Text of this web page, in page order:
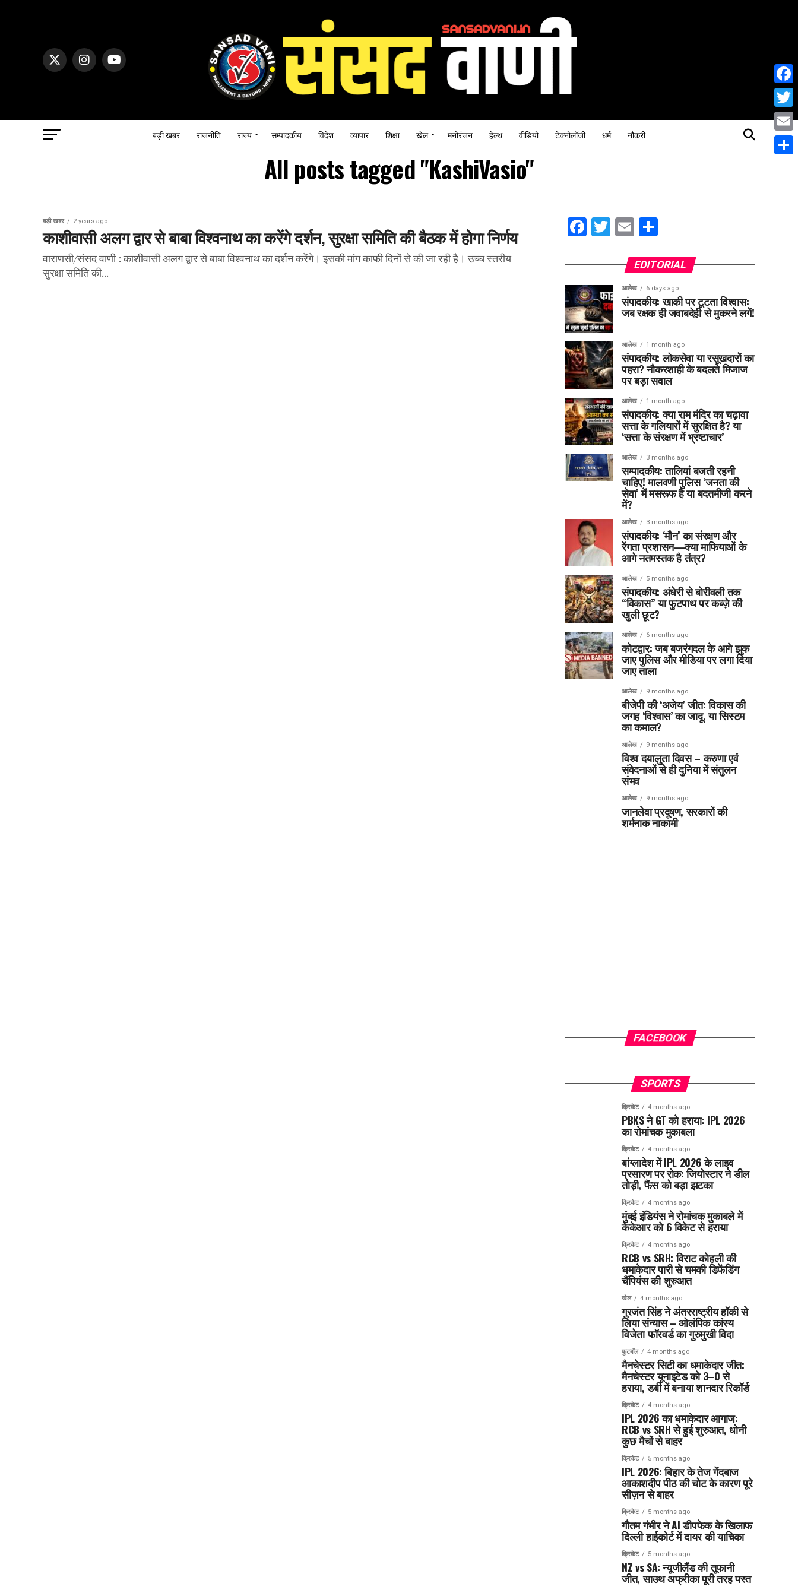
बड़ी खबर राजनीति राज्य सम्पादकीय विदेश व्यापार शिक्षा खेल मनोरंजन हेल्थ वीडियो टेक्नोलॉजी धर्म नौकरी
All posts tagged "KashiVasio"
बड़ी खबर 2 years ago
काशीवासी अलग द्वार से बाबा विश्वनाथ का करेंगे दर्शन, सुरक्षा समिति की बैठक में होगा निर्णय
वाराणसी/संसद वाणी : काशीवासी अलग द्वार से बाबा विश्वनाथ का दर्शन करेंगे। इसकी मांग काफी दिनों से की जा रही है। उच्च स्तरीय
सुरक्षा समिति की...
Facebook
Twitter
Email
EDITORIAL
आलेख 6 days ago
संपादकीय: खाकी पर टूटता विश्वास:
जब रक्षक ही जवाबदेही से मुकरने लगें!
आलेख 1 month ago
संपादकीय: लोकसेवा या रसूखदारों का
पहरा? नौकरशाही के बदलते मिजाज
पर बड़ा सवाल
आलेख 1 month ago
संपादकीय: क्या राम मंदिर का चढ़ावा
सत्ता के गलियारों में सुरक्षित है? या
‘सत्ता के संरक्षण में भ्रष्टाचार’
आलेख 3 months ago
सम्पादकीय: तालियां बजती रहनी
चाहिए! मालवणी पुलिस ‘जनता की
सेवा’ में मसरूफ है या बदतमीजी करने
में?
आलेख 3 months ago
संपादकीय: ‘मौन’ का संरक्षण और
रेंगता प्रशासन—क्या माफियाओं के
आगे नतमस्तक है तंत्र?
आलेख 5 months ago
संपादकीय: अंधेरी से बोरीवली तक
“विकास” या फुटपाथ पर कब्ज़े की
खुली छूट?
आलेख 6 months ago
कोटद्वार: जब बजरंगदल के आगे झुक
जाए पुलिस और मीडिया पर लगा दिया
जाए ताला
आलेख 9 months ago
बीजेपी की ‘अजेय’ जीत: विकास की
जगह ‘विश्वास’ का जादू, या सिस्टम
का कमाल?
आलेख 9 months ago
विश्व दयालुता दिवस – करुणा एवं
संवेदनाओं से ही दुनिया में संतुलन
संभव
आलेख 9 months ago
जानलेवा प्रदूषण, सरकारों की
शर्मनाक नाकामी
FACEBOOK
SPORTS
क्रिकेट 4 months ago
PBKS ने GT को हराया: IPL 2026
का रोमांचक मुकाबला
क्रिकेट 4 months ago
बांग्लादेश में IPL 2026 के लाइव
प्रसारण पर रोक: जियोस्टार ने डील
तोड़ी, फैंस को बड़ा झटका
क्रिकेट 4 months ago
मुंबई इंडियंस ने रोमांचक मुकाबले में
केकेआर को 6 विकेट से हराया
क्रिकेट 4 months ago
RCB vs SRH: विराट कोहली की
धमाकेदार पारी से चमकी डिफेंडिंग
चैंपियंस की शुरुआत
खेल 4 months ago
गुरजंत सिंह ने अंतरराष्ट्रीय हॉकी से
लिया संन्यास – ओलंपिक कांस्य
विजेता फॉरवर्ड का गुरुमुखी विदा
फुटबॉल 4 months ago
मैनचेस्टर सिटी का धमाकेदार जीत:
मैनचेस्टर यूनाइटेड को 3–0 से
हराया, डर्बी में बनाया शानदार रिकॉर्ड
क्रिकेट 4 months ago
IPL 2026 का धमाकेदार आगाज:
RCB vs SRH से हुई शुरुआत, धोनी
कुछ मैचों से बाहर
क्रिकेट 5 months ago
IPL 2026: बिहार के तेज गेंदबाज
आकाशदीप पीठ की चोट के कारण पूरे
सीज़न से बाहर
क्रिकेट 5 months ago
गौतम गंभीर ने AI डीपफेक के खिलाफ
दिल्ली हाईकोर्ट में दायर की याचिका
क्रिकेट 5 months ago
NZ vs SA: न्यूजीलैंड की तूफानी
जीत, साउथ अफ्रीका पूरी तरह पस्त
Email